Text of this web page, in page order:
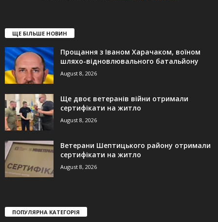
ЩЕ БІЛЬШЕ НОВИН
Прощання з Іваном Харачаком, воїном
шляхо-відновлювального батальйону
August 8, 2026
Ще двоє ветеранів війни отримали
сертифікати на житло
August 8, 2026
Ветерани Шептицького району отримали
сертифікати на житло
August 8, 2026
ПОПУЛЯРНА КАТЕГОРІЯ